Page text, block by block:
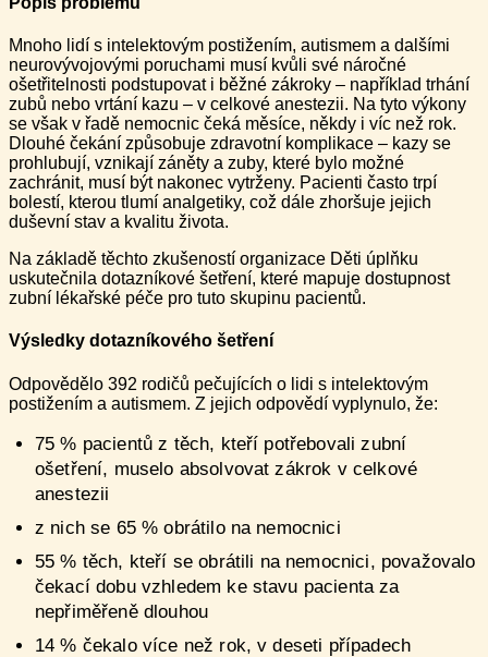
Mnoho lidí s intelektovým postižením, autismem a dalšími
neurovývojovými poruchami musí kvůli své náročné
ošetřitelnosti podstupovat i běžné zákroky – například trhání
zubů nebo vrtání kazu – v celkové anestezii. Na tyto výkony
se však v řadě nemocnic čeká měsíce, někdy i víc než rok.
Dlouhé čekání způsobuje zdravotní komplikace – kazy se
prohlubují, vznikají záněty a zuby, které bylo možné
zachránit, musí být nakonec vytrženy. Pacienti často trpí
bolestí, kterou tlumí analgetiky, což dále zhoršuje jejich
duševní stav a kvalitu života.
Na základě těchto zkušeností organizace Děti úplňku
uskutečnila dotazníkové šetření, které mapuje dostupnost
zubní lékařské péče pro tuto skupinu pacientů.
Výsledky dotazníkového šetření
Odpovědělo 392 rodičů pečujících o lidi s intelektovým
postižením a autismem. Z jejich odpovědí vyplynulo, že:
75 % pacientů z těch, kteří potřebovali zubní
ošetření, muselo absolvovat zákrok v celkové
anestezii
z nich se 65 % obrátilo na nemocnici
55 % těch, kteří se obrátili na nemocnici, považovalo
čekací dobu vzhledem ke stavu pacienta za
nepřiměřeně dlouhou
14 % čekalo více než rok, v deseti případech